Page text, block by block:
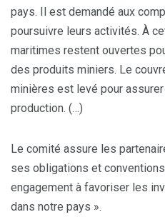
pays. Il est demandé aux
poursuivre leurs activités. À
maritimes restent ouvertes
des produits miniers. Le
minières est levé pour
production. (…)
Le comité assure les
ses obligations et
engagement à favoriser les
dans notre pays ».